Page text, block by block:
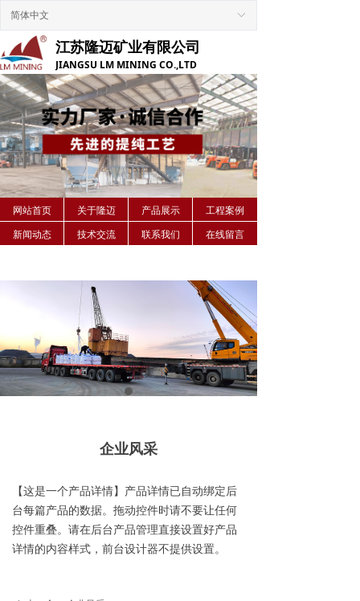
Error!ControlType:,StyleName:,ColorName:,Message:
江苏隆迈矿业有限公司
JIANGSU LM MINING CO.,LTD
网站首页 关于隆迈 产品展示
工程案例
新闻动态
技术交流 联系我们 在线留言
ꀅ
简体中文
【这是一个产品详情】产品详情已自动绑定后
台每篇产品的数据。拖动控件时请不要让任何
控件重叠。请在后台产品管理直接设置好产品
详情的内容样式，前台设计器不提供设置。
企业风采